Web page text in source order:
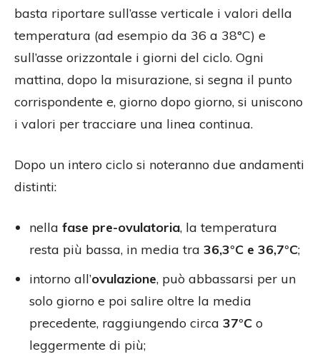
basta riportare sull’asse verticale i valori della
temperatura (ad esempio da 36 a 38°C) e
sull’asse orizzontale i giorni del ciclo. Ogni
mattina, dopo la misurazione, si segna il punto
corrispondente e, giorno dopo giorno, si uniscono
i valori per tracciare una linea continua.
Dopo un intero ciclo si noteranno due andamenti
distinti:
nella fase pre-ovulatoria, la temperatura
resta più bassa, in media tra 36,3°C e 36,7°C;
intorno all’ovulazione, può abbassarsi per un
solo giorno e poi salire oltre la media
precedente, raggiungendo circa 37°C o
leggermente di più;